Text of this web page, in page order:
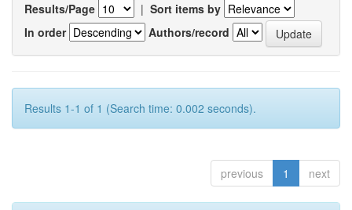
Results/Page | Sort items by
In order
Authors/record
Results 1-1 of 1 (Search time: 0.002 seconds).
previous 1 next